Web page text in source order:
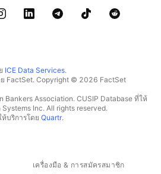
ICE Data Services.
ย FactSet. Copyright © 2026 FactSet
Association. CUSIP Database ที่ให้
Inc. All rights reserved.
ห้บริการโดย Quartr.
เครื่องมือ & การสมัครสมาชิก